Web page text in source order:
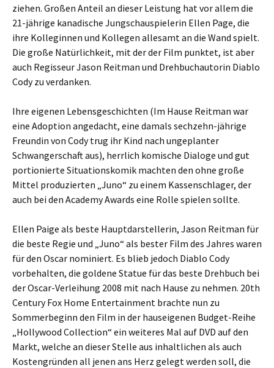
ziehen. Großen Anteil an dieser Leistung hat vor allem die
21-jährige kanadische Jungschauspielerin Ellen Page, die
ihre Kolleginnen und Kollegen allesamt an die Wand spielt.
Die große Natürlichkeit, mit der der Film punktet, ist aber
auch Regisseur Jason Reitman und Drehbuchautorin Diablo
Cody zu verdanken.
Ihre eigenen Lebensgeschichten (Im Hause Reitman war
eine Adoption angedacht, eine damals sechzehn-jährige
Freundin von Cody trug ihr Kind nach ungeplanter
Schwangerschaft aus), herrlich komische Dialoge und gut
portionierte Situationskomik machten den ohne große
Mittel produzierten „Juno“ zu einem Kassenschlager, der
auch bei den Academy Awards eine Rolle spielen sollte.
Ellen Paige als beste Hauptdarstellerin, Jason Reitman für
die beste Regie und „Juno“ als bester Film des Jahres waren
für den Oscar nominiert. Es blieb jedoch Diablo Cody
vorbehalten, die goldene Statue für das beste Drehbuch bei
der Oscar-Verleihung 2008 mit nach Hause zu nehmen. 20th
Century Fox Home Entertainment brachte nun zu
Sommerbeginn den Film in der hauseigenen Budget-Reihe
„Hollywood Collection“ ein weiteres Mal auf DVD auf den
Markt, welche an dieser Stelle aus inhaltlichen als auch
Kostengründen all jenen ans Herz gelegt werden soll, die